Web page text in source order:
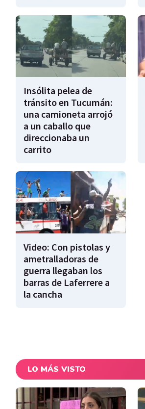
Insólita pelea de
tránsito en Tucumán:
una camioneta arrojó
a un caballo que
direccionaba un
carrito
Video: Con pistolas y
ametralladoras de
guerra llegaban los
barras de Laferrere a
la cancha
LO MÁS VISTO